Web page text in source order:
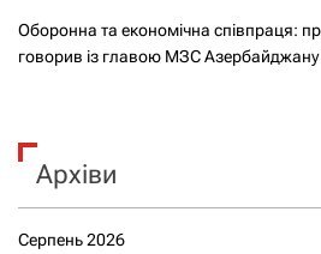
Оборонна та економічна співпраця:
говорив із главою МЗС Азербайджану
Архіви
Серпень 2026